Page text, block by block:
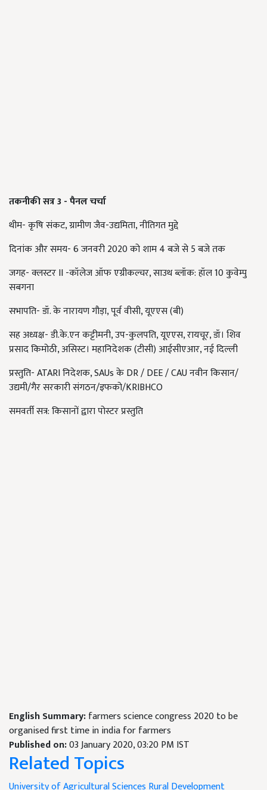
तकनीकी सत्र3 -पैनल चर्चा
थीम- कृषि संकट, ग्रामीण जैव-उद्यमिता, नीतिगत मुद्दे
दिनांक और समय- 6 जनवरी 2020 को शाम 4 बजे से 5 बजे तक
जगह- क्लस्टर II -कॉलेज ऑफ एग्रीकल्चर, साउथ ब्लॉक: हॉल 10 कुवेम्पु
सबगना
सभापति- डॉ. के नारायण गौड़ा, पूर्व वीसी, यूएएस (बी)
सह अध्यक्ष- डी.के.एन कट्टीमनी, उप-कुलपति, यूएएस, रायचूर, डॉ। शिव
प्रसाद किमोठी, असिस्ट। महानिदेशक (टीसी) आईसीएआर, नई दिल्ली
प्रस्तुति- ATARI निदेशक, SAUs के DR / DEE / CAU नवीन किसान/
उद्यमी/गैर सरकारी संगठन/इफको/KRIBHCO
समवर्ती सत्र: किसानों द्वारा पोस्टर प्रस्तुति
English Summary:farmers science congress 2020 to be
organised first time in india for farmers
Published on:03 January 2020, 03:20 PM IST
Related Topics
University of Agricultural Sciences Rural Development